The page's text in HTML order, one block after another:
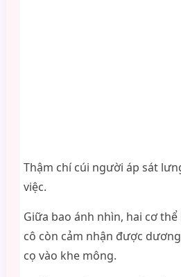
Thậm chí cúi người áp sát
việc.
Giữa bao ánh nhìn, hai cơ
cô còn cảm nhận được
cọ vào khe mông.